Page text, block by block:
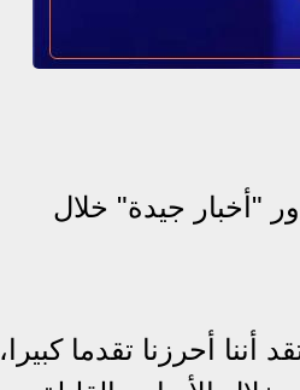
"أخبار جيدة" خلال
أحرزنا تقدما كبيرا،